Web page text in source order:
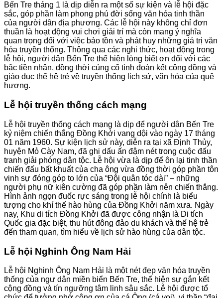
Bến Tre tháng 1 là dịp diễn ra một số sự kiện và lễ hội đặc
sắc, góp phần làm phong phú đời sống văn hóa tinh thần
của người dân địa phương. Các lễ hội này không chỉ đơn
thuần là hoạt động vui chơi giải trí mà còn mang ý nghĩa
quan trọng đối với việc bảo tồn và phát huy những giá trị văn
hóa truyền thống. Thông qua các nghi thức, hoạt động trong
lễ hội, người dân Bến Tre thể hiện lòng biết ơn đối với các
bậc tiền nhân, đồng thời củng cố tình đoàn kết cộng đồng và
giáo dục thế hệ trẻ về truyền thống lịch sử, văn hóa của quê
hương.
Lễ hội truyền thống cách mạng
Lễ hội truyền thống cách mạng là dịp để người dân Bến Tre
kỷ niệm chiến thắng Đồng Khởi vang dội vào ngày 17 tháng
01 năm 1960. Sự kiện lịch sử này, diễn ra tại xã Định Thủy,
huyện Mỏ Cày Nam, đã ghi dấu ấn đậm nét trong cuộc đấu
tranh giải phóng dân tộc. Lễ hội vừa là dịp để ôn lại tinh thần
chiến đấu bất khuất của cha ông vừa đồng thời góp phần tôn
vinh sự đóng góp to lớn của “Đội quân tóc dài” – những
người phụ nữ kiên cường đã góp phần làm nên chiến thắng.
Hình ảnh ngọn đuốc rực sáng trong lễ hội chính là biểu
tượng cho khí thế hào hùng của Đồng Khởi năm xưa. Ngày
nay, Khu di tích Đồng Khởi đã được công nhận là Di tích
Quốc gia đặc biệt, thu hút đông đảo du khách và thế hệ trẻ
đến tham quan, tìm hiểu về lịch sử hào hùng của dân tộc.
Lễ hội Nghinh Ông Nam Hải
Lễ hội Nghinh Ông Nam Hải là một nét đẹp văn hóa truyền
thống của ngư dân miền biển Bến Tre, thể hiện sự gắn kết
cộng đồng và tín ngưỡng tâm linh sâu sắc. Lễ hội được tổ